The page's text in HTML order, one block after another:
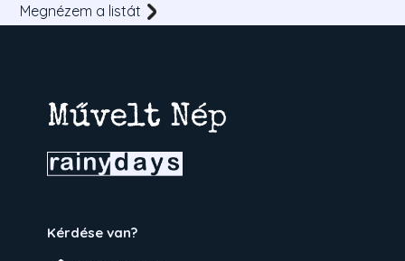
Megnézem a listát
Kérdése van?